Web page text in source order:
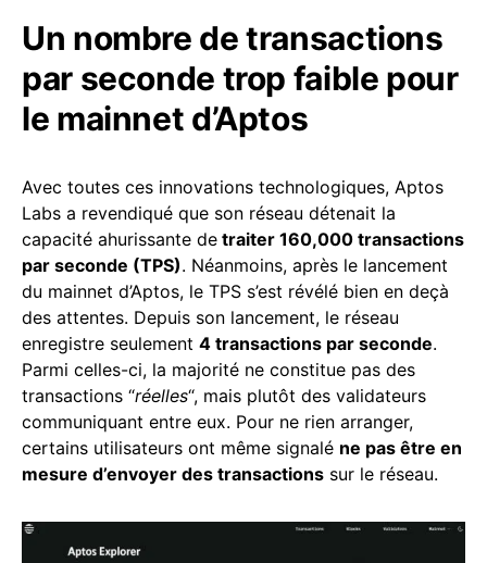
Un nombre de transactions
par seconde trop faible pour
le mainnet d’Aptos
Avec toutes ces innovations technologiques, Aptos
Labs a revendiqué que son réseau détenait la
capacité ahurissante de traiter 160,000 transactions
par seconde (TPS). Néanmoins, après le lancement
du mainnet d’Aptos, le TPS s’est révélé bien en deçà
des attentes. Depuis son lancement, le réseau
enregistre seulement 4 transactions par seconde.
Parmi celles-ci, la majorité ne constitue pas des
transactions “réelles“, mais plutôt des validateurs
communiquant entre eux. Pour ne rien arranger,
certains utilisateurs ont même signalé ne pas être en
mesure d’envoyer des transactions sur le réseau.